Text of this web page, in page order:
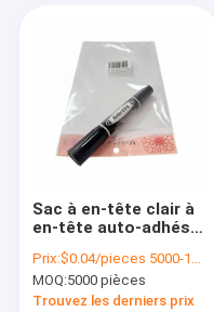
Sac à en-tête clair à
en-tête auto-adhésif
pour magasins de
détail sur mesure
imprimé
Prix:$0.04/pieces 5000-19999 pieces
MOQ:5000 pièces
Trouvez les derniers prix